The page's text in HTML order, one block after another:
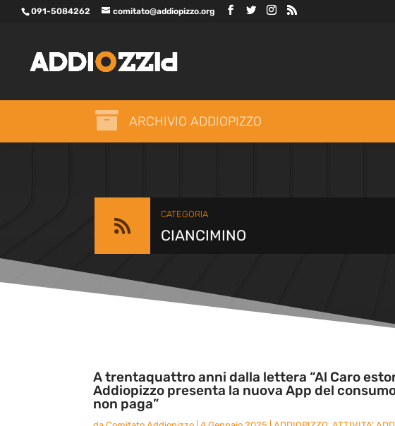
091-5084262 comitato@addiopizzo.org
 ARCHIVIO ADDIOPIZZO

CATEGORIA
CIANCIMINO
A trentaquattro anni dalla lettera “Al Caro
Addiopizzo presenta la nuova App del
non paga”